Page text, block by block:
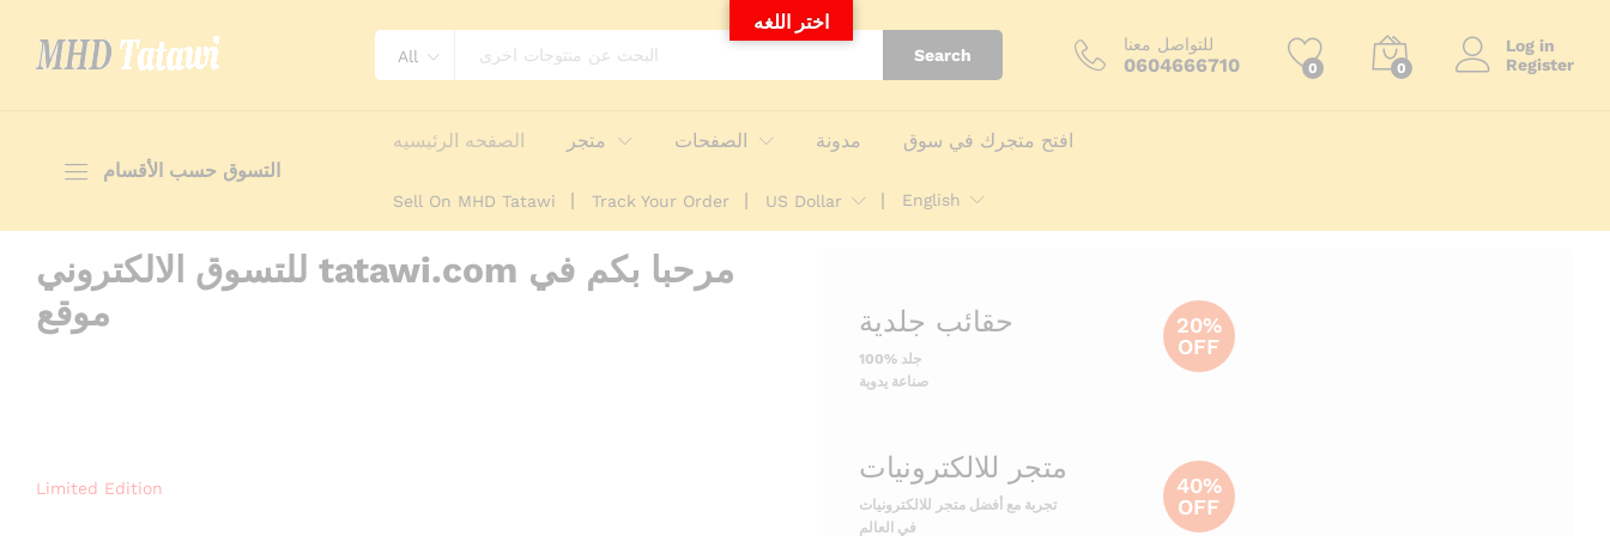
All Search
للتواصل معنا
0604666710 0 0
Log in
Register
التسوق حسب الأقسام
الصفحه الرئيسيه متجر الصفحات مدونة افتح متجرك في سوق
Sell On MHD Tatawi Track Your Order US Dollar English
للتسوق الالكتروني tatawi.com مرحبا بكم في
موقع
Limited Edition
o
ه
t
o
H
حقائب جلدية
100% جلد
صناعة يدوية
20%
OFF
تجربة مع أفضل متجر للالكترونيات
في العالم
40%
OFF
اختر اللغه